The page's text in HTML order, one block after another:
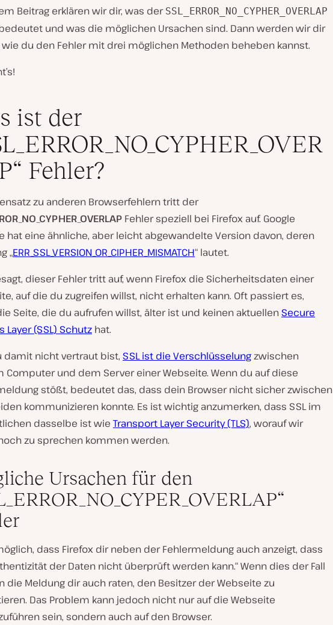
Beitrag erklären wir dir, was der SSL_ERROR_NO_CYPHER_OVERLAP
und was die möglichen Ursachen sind. Dann werden wir dir
wie du den Fehler mit drei möglichen Methoden beheben kannst.
ist der
Fehler?
zu anderen Browserfehlern tritt der
Fehler speziell bei Firefox auf. Google
hat eine ähnliche, aber leicht abgewandelte Version davon, deren
„ERR_SSL_VERSION_OR_CIPHER_MISMATCH“ lautet.
dieser Fehler tritt auf, wenn Firefox die Sicherheitsdaten einer
auf die du zugreifen willst, nicht erhalten kann. Oft passiert es,
Seite, die du aufrufen willst, älter ist und keinen aktuellen Secure
Layer (SSL) Schutz hat.
damit nicht vertraut bist, SSL ist die Verschlüsselungzwischen
Computer und dem Server einer Webseite. Wenn du auf diese
stößt, bedeutet das, dass dein Browser nicht sicher zwischen
kommunizieren konnte. Es ist wichtig anzumerken, dass SSL im
dasselbe ist wie Transport Layer Security (TLS), worauf wir
zu sprechen kommen werden.
Ursachen für den
dass Firefox dir neben der Fehlermeldung auch anzeigt, dass
der Daten nicht überprüft werden kann.“ Wenn dies der Fall
die Meldung dir auch raten, den Besitzer der Webseite zu
Das Problem kann jedoch nicht nur auf die Webseite
sein, sondern auch auf den Browser.